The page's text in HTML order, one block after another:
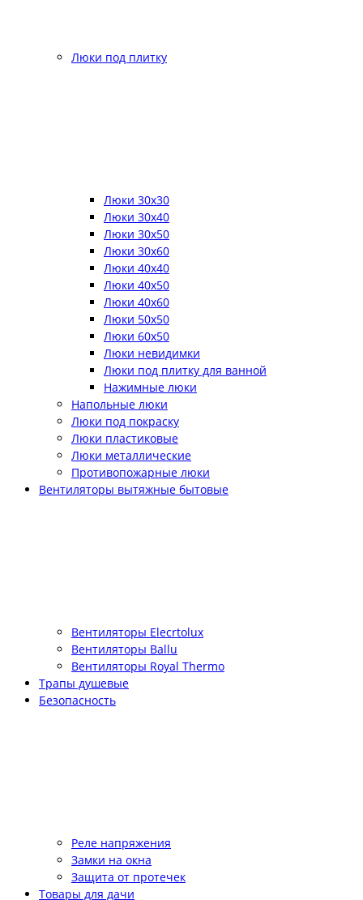
Люки под плитку
Люки 30x30
Люки 30x40
Люки 30x50
Люки 30x60
Люки 40x40
Люки 40x50
Люки 40x60
Люки 50x50
Люки 60x50
Люки невидимки
Люки под плитку для ванной
Нажимные люки
Напольные люки
Люки под покраску
Люки пластиковые
Люки металлические
Противопожарные люки
Вентиляторы вытяжные бытовые
Вентиляторы Elecrtolux
Вентиляторы Ballu
Вентиляторы Royal Thermo
Трапы душевые
Безопасность
Реле напряжения
Замки на окна
Защита от протечек
Товары для дачи